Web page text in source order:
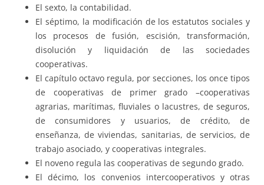
El sexto, la contabilidad.
El séptimo, la modificación de los estatutos sociales y
los procesos de fusión, escisión, transformación,
disolución y liquidación de las sociedades
cooperativas.
El capítulo octavo regula, por secciones, los once tipos
de cooperativas de primer grado –cooperativas
agrarias, marítimas, fluviales o lacustres, de seguros,
de consumidores y usuarios, de crédito, de
enseñanza, de viviendas, sanitarias, de servicios, de
trabajo asociado, y cooperativas integrales.
El noveno regula las cooperativas de segundo grado.
El décimo, los convenios intercooperativos y otras